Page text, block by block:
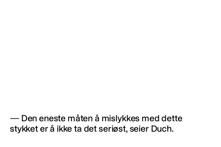
— Den eneste måten å mislykkes med dette
stykket er å ikke ta det seriøst, seier Duch.